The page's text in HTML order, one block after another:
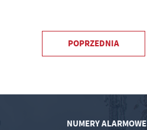
POPRZEDNIA
NUMERY ALARMOWE